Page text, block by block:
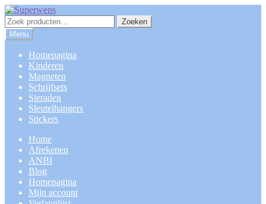
Ga
door
naar
navigatie
Ga
naar
de
inhoud
Zoeken
naar:
Zoeken
Menu
Homepagina
Kinderen
Magneten
Schrijfsets
Sieraden
Sleutelhangers
Stickers
Home
Afrekenen
ANBI
Blog
Homepagina
Mijn account